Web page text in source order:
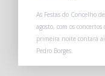
As Festas do Concelho
agosto, com os
primeira noite contará
Pedro Borges.